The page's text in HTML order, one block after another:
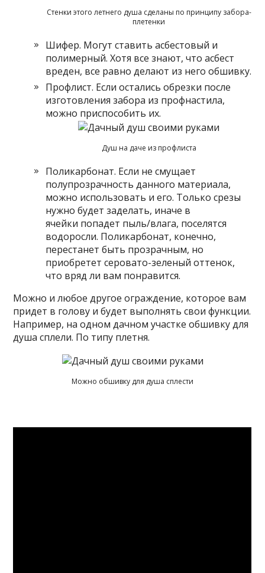
Стенки этого летнего душа сделаны по принципу забора-
плетенки
Шифер. Могут ставить асбестовый и
полимерный. Хотя все знают, что асбест
вреден, все равно делают из него обшивку.
Профлист. Если остались обрезки после
изготовления забора из профнастила,
можно приспособить их.
Душ на даче из профлиста
Поликарбонат. Если не смущает
полупрозрачность данного материала,
можно использовать и его. Только срезы
нужно будет заделать, иначе в
ячейки попадет пыль/влага, поселятся
водоросли. Поликарбонат, конечно,
перестанет быть прозрачным, но
приобретет серовато-зеленый оттенок,
что вряд ли вам понравится.
Можно и любое другое ограждение, которое вам
придет в голову и будет выполнять свои функции.
Например, на одном дачном участке обшивку для
душа сплели. По типу плетня.
Можно обшивку для душа сплести